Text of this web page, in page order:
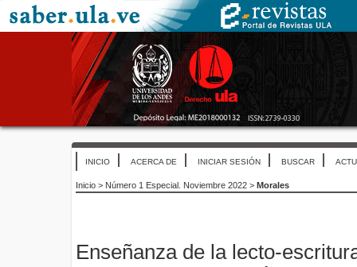
INICIO ACERCA DE INICIAR SESIÓN BUSCAR
Inicio > Número 1 Especial. Noviembre 2022 > Morales
Enseñanza de la lecto-